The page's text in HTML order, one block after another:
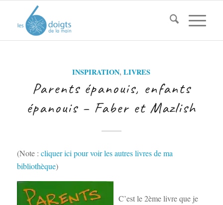
INSPIRATION,LIVRES
Parents épanouis, enfants
épanouis – Faber et Mazlish
(Note : cliquer ici pour voir les autres livres de ma
bibliothèque)
C’est le 2ème livre que je